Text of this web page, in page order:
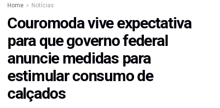
Home Notícias
Couromoda vive expectativa
para que governo federal
anuncie medidas para
estimular consumo de
calçados